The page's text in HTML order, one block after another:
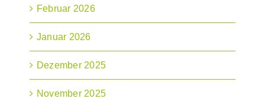
Februar 2026
Januar 2026
Dezember 2025
November 2025